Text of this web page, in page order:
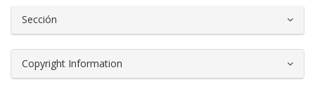
Sección
Copyright Information